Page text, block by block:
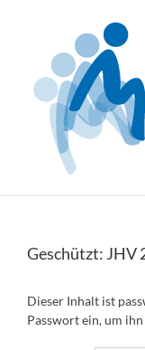
Geschützt: JHV
Dieser Inhalt ist
Passwort ein, um